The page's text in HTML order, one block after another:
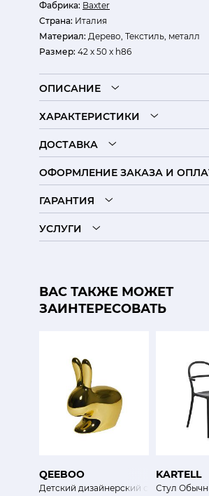
Фабрика: Baxter
Страна: Италия
Материал: Дерево, Текстиль, металл
Размер: 42 x 50 x h86
ОПИСАНИЕ
ХАРАКТЕРИСТИКИ
ДОСТАВКА
ОФОРМЛЕНИЕ ЗАКАЗА И
ГАРАНТИЯ
УСЛУГИ
ВАС ТАКЖЕ МОЖЕТ
ЗАИНТЕРЕСОВАТЬ
QEEBOO
Детский дизайнерский стул Кролик
KARTELL
Стул